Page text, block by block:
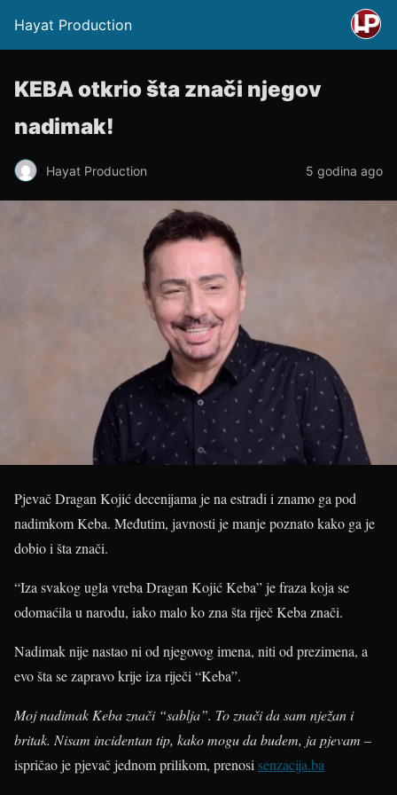
Hayat Production
KEBA otkrio šta znači njegov
nadimak!
Hayat Production 5 godina ago
Pjevač Dragan Kojić decenijama je na estradi i znamo ga pod
nadimkom Keba. Međutim, javnosti je manje poznato kako ga je
dobio i šta znači.
“Iza svakog ugla vreba Dragan Kojić Keba” je fraza koja se
odomaćila u narodu, iako malo ko zna šta riječ Keba znači.
Nadimak nije nastao ni od njegovog imena, niti od prezimena, a
evo šta se zapravo krije iza riječi “Keba”.
Moj nadimak Keba znači “sablja”. To znači da sam nježan i
britak. Nisam incidentan tip, kako mogu da budem, ja pjevam –
ispričao je pjevač jednom prilikom, prenosi senzacija.ba